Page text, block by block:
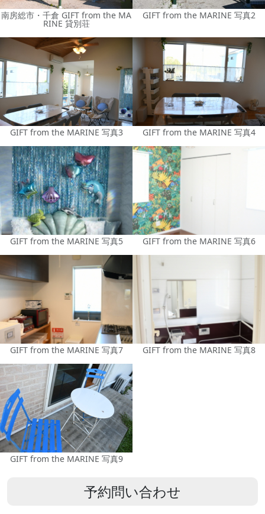
南房総市・千倉 GIFT from the MA
RINE 貸別荘
GIFT from the MARINE 写真2
GIFT from the MARINE 写真3 GIFT from the MARINE 写真4
GIFT from the MARINE 写真5 GIFT from the MARINE 写真6
GIFT from the MARINE 写真7 GIFT from the MARINE 写真8
GIFT from the MARINE 写真9
予約問い合わせ